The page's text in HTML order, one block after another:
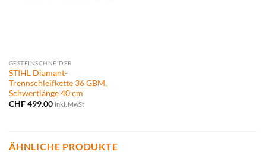
GESTEINSCHNEIDER
STIHL Diamant-
Trennschleifkette 36 GBM,
Schwertlänge 40 cm
CHF499.00 inkl. MwSt
ÄHNLICHE PRODUKTE